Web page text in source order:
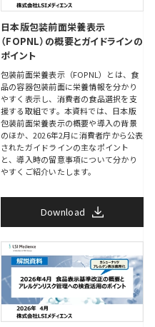
日本版包装前面栄養表示
（FOPNL）の概要とガイドラインの
ポイント
包装前面栄養表示（FOPNL）とは、食
品の容器包装前面に栄養情報を分かり
やすく表示し、消費者の食品選択を支
援する取組です。本資料では、日本版
包装前面栄養表示の概要や導入の背景
のほか、2026年2月に消費者庁から公表
されたガイドラインの主なポイント
と、導入時の留意事項について分かり
やすくご紹介いたします。
Download